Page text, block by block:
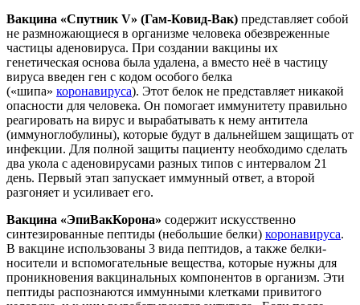
Вакцина «Спутник V» (Гам-Ковид-Вак) представляет собой
не размножающиеся в организме человека обезвреженные
частицы аденовируса. При создании вакцины их
генетическая основа была удалена, а вместо неё в частицу
вируса введен ген с кодом особого белка
(«шипа» коронавируса). Этот белок не представляет никакой
опасности для человека. Он помогает иммунитету правильно
реагировать на вирус и вырабатывать к нему антитела
(иммуноглобулины), которые будут в дальнейшем защищать от
инфекции. Для полной защиты пациенту необходимо сделать
два укола с аденовирусами разных типов с интервалом 21
день. Первый этап запускает иммунный ответ, а второй
разгоняет и усиливает его.
Вакцина «ЭпиВакКорона» содержит искусственно
синтезированные пептиды (небольшие белки) коронавируса.
В вакцине использованы 3 вида пептидов, а также белки-
носители и вспомогательные вещества, которые нужны для
проникновения вакцинальных компонентов в организм. Эти
пептиды распознаются иммунными клетками привитого